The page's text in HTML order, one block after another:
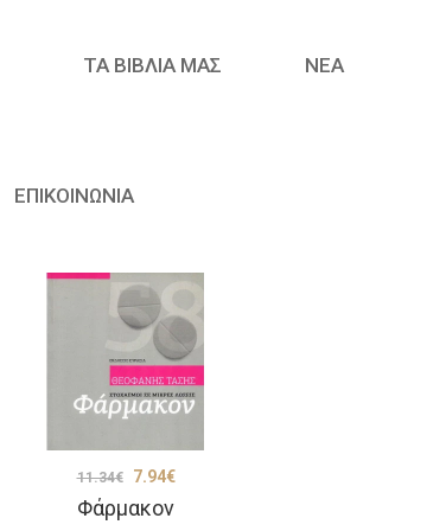
ΤΑ ΒΙΒΛΙΑ ΜΑΣ ΝΈΑ
ΕΠΙΚΟΙΝΩΝΙΑ
Φάρμακον
11.34€
Original
price
7.94€Η
τρέχουσα